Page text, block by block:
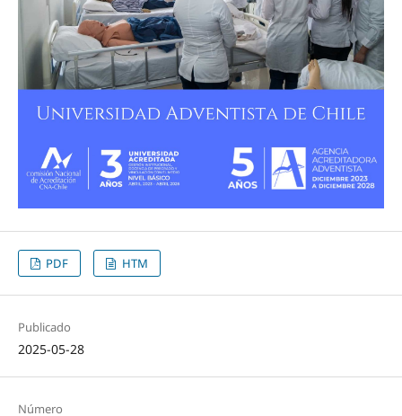
PDF HTM
Publicado
2025-05-28
Número